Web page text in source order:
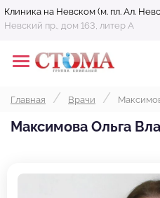
Клиника на Невском (м. пл. Ал.
Невский пр., дом 163, литер А
Главная Врачи
Максимова Ольга